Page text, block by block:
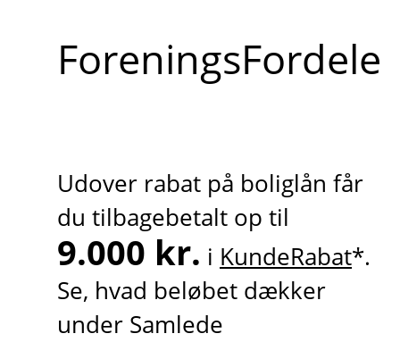
ForeningsFordele
Udover rabat på boliglån får
du tilbagebetalt op til
9.000 kr. i KundeRabat*.
Se, hvad beløbet dækker
under Samlede